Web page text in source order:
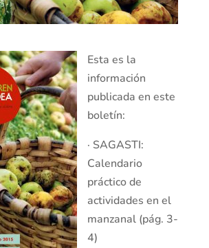
Esta es la
información
publicada en este
boletín:
· SAGASTI:
Calendario
práctico de
actividades en el
manzanal (pág. 3-
4)